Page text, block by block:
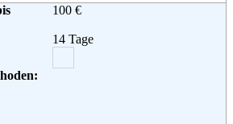
100 €
14 Tage